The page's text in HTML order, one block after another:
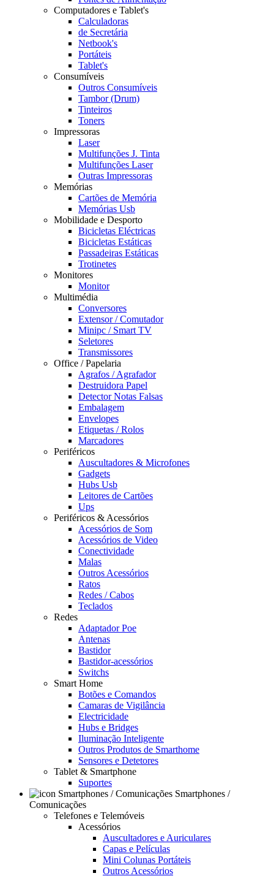
Computadores e Tablet's
Calculadoras
de Secretária
Netbook's
Portáteis
Tablet's
Consumíveis
Outros Consumíveis
Tambor (Drum)
Tinteiros
Toners
Impressoras
Laser
Multifunções J. Tinta
Multifunções Laser
Outras Impressoras
Memórias
Cartões de Memória
Memórias Usb
Mobilidade e Desporto
Bicicletas Eléctricas
Bicicletas Estáticas
Passadeiras Estáticas
Trotinetes
Monitores
Monitor
Multimédia
Conversores
Extensor / Comutador
Minipc / Smart TV
Seletores
Transmissores
Office / Papelaria
Agrafos / Agrafador
Destruidora Papel
Detector Notas Falsas
Embalagem
Envelopes
Etiquetas / Rolos
Marcadores
Periféricos
Auscultadores & Microfones
Gadgets
Hubs Usb
Leitores de Cartões
Ups
Periféricos & Acessórios
Acessórios de Som
Acessórios de Video
Conectividade
Malas
Outros Acessórios
Ratos
Redes / Cabos
Teclados
Redes
Adaptador Poe
Antenas
Bastidor
Bastidor-acessórios
Switchs
Smart Home
Botões e Comandos
Camaras de Vigilância
Electricidade
Hubs e Bridges
Iluminação Inteligente
Outros Produtos de Smarthome
Sensores e Detetores
Tablet & Smartphone
Suportes
Smartphones /
Comunicações
Telefones e Telemóveis
Acessórios
Auscultadores e Auriculares
Capas e Películas
Mini Colunas Portáteis
Outros Acessórios